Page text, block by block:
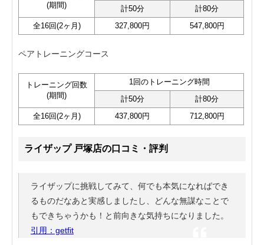
(期間)
計50分
計80分
全16回(2ヶ月)
327,800円 547,800円
ペアトレーニングコース
トレーニング回数
(期間)
1回のトレーニング時間
計50分
計80分
全16回(2ヶ月)
437,800円 712,800円
ライザップ 戸塚店の口コミ・評判
ライザップに挑戦してみて、何でも本気になればでき
るものだなあと実感しましたし、どんな無謀なことで
もできちゃうかも！と前向きな気持ちになりました。
引用：getfit